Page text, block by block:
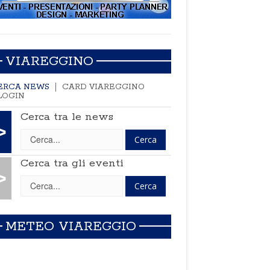
VIAREGGINO
NEWS
CARD VIAREGGINO
Cerca tra le news
Cerca tra gli eventi
METEO VIAREGGIO